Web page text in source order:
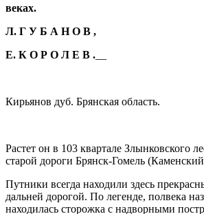
веках.
Л. Г У Б А Н О В ,
Е. К О Р О Л Е В .
Кирьянов дуб. Брянская область.
Растет он в 103 квартале Злынковского
старой дороги Брянск-Гомель
Путники всегда находили здесь
дальней дорогой. По легенде, полвека
находилась сторожка с надворными